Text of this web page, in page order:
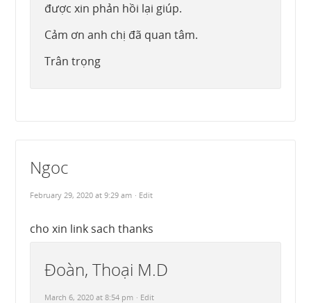
được xin phản hồi lại giúp.
Cảm ơn anh chị đã quan tâm.
Trân trọng
Ngoc
February 29, 2020 at 9:29 am · Edit
cho xin link sach thanks
Đoàn, Thoại M.D
March 6, 2020 at 8:54 pm · Edit